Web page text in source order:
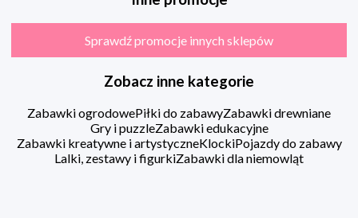
Sprawdź promocje innych sklepów
Zobacz inne kategorie
Zabawki ogrodowePiłki do zabawyZabawki drewniane
Gry i puzzleZabawki edukacyjne
Zabawki kreatywne i artystyczneKlockiPojazdy do zabawy
Lalki, zestawy i figurkiZabawki dla niemowląt